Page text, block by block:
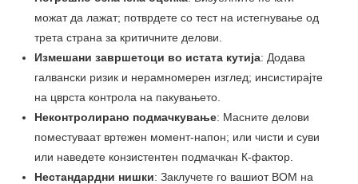
можат да лажат; потврдете со тест на истегнување од
трета страна за критичните делови.
Измешани завршетоци во истата кутија: Додава
галвански ризик и нерамномерен изглед; инсистирајте
на цврста контрола на пакувањето.
Неконтролирано подмачкување: Масните делови
поместуваат вртежен момент-напон; или чисти и суви
или наведете конзистентен подмачкан К-фактор.
Нестандардни нишки: Заклучете го вашиот BOM на